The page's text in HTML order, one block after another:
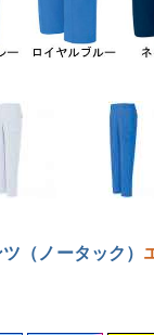
（ノータック）